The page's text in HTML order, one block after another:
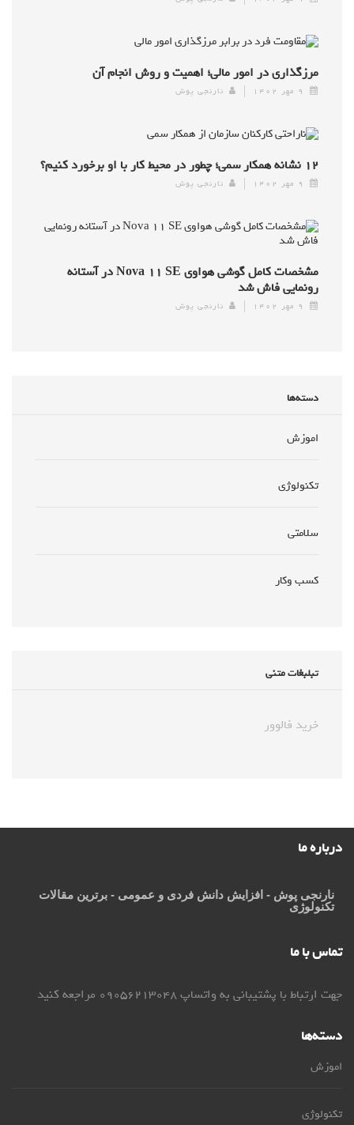
مرزگذاری در امور مالی؛ اهمیت و روش انجام آن
۹ مهر ۱۴۰۲ نارنجی پوش
۱۲ نشانه همکار سمی؛ چطور در محیط کار با او برخورد کنیم؟
۹ مهر ۱۴۰۲ نارنجی پوش
مشخصات کامل گوشی هواوی Nova ۱۱ SE در آستانه
رونمایی فاش شد
۹ مهر ۱۴۰۲ نارنجی پوش
دسته‌ها
اموزش
تکنولوژی
سلامتی
کسب وکار
تبلبغات متنی
خرید فالوور
درباره ما
نارنجی پوش - افزایش دانش فردی و عمومی - برترین مقالات
تکنولوژی
تماس با ما
جهت ارتباط با پشتیبانی به واتساپ 09056213048 مراجعه کنید
دسته‌ها
اموزش
تکنولوژی